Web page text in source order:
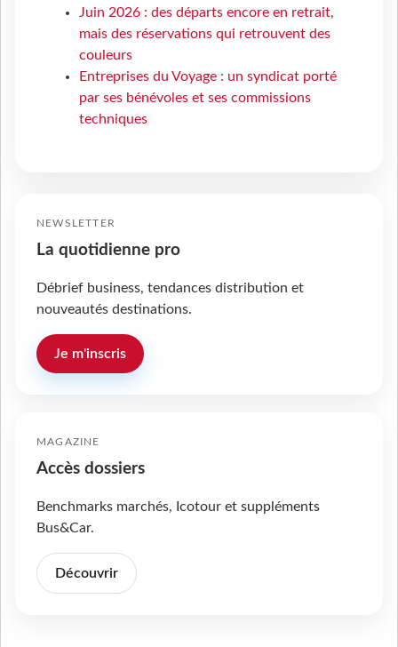
Juin 2026 : des départs encore en retrait,
mais des réservations qui retrouvent des
couleurs
Entreprises du Voyage : un syndicat porté
par ses bénévoles et ses commissions
techniques
NEWSLETTER
La quotidienne pro
Débrief business, tendances distribution et
nouveautés destinations.
Je m'inscris
MAGAZINE
Accès dossiers
Benchmarks marchés, Icotour et suppléments
Bus&Car.
Découvrir